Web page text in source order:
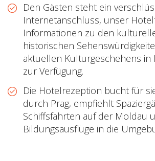
Den Gästen steht ein
Internetanschluss, unser
Informationen zu den
historischen
aktuellen Kulturgeschehens in
zur Verfügung.
Die Hotelrezeption bucht für
durch Prag, empfiehlt
Schiffsfahrten auf der Moldau
Bildungsausflüge in die